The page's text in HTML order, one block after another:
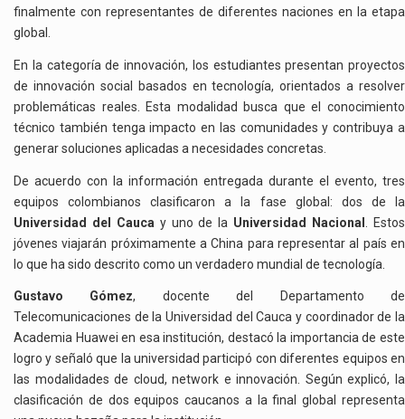
finalmente con representantes de diferentes naciones en la etapa
global.
En la categoría de innovación, los estudiantes presentan proyectos
de innovación social basados en tecnología, orientados a resolver
problemáticas reales. Esta modalidad busca que el conocimiento
técnico también tenga impacto en las comunidades y contribuya a
generar soluciones aplicadas a necesidades concretas.
De acuerdo con la información entregada durante el evento, tres
equipos colombianos clasificaron a la fase global: dos de la
Universidad del Cauca y uno de la Universidad Nacional
. Estos
jóvenes viajarán próximamente a China para representar al país en
lo que ha sido descrito como un verdadero mundial de tecnología.
Gustavo Gómez, docente del Departamento de
Telecomunicaciones de la Universidad del Cauca y coordinador de la
Academia Huawei en esa institución, destacó la importancia de este
logro y señaló que la universidad participó con diferentes equipos en
las modalidades de cloud, network e innovación. Según explicó, la
clasificación de dos equipos caucanos a la final global representa